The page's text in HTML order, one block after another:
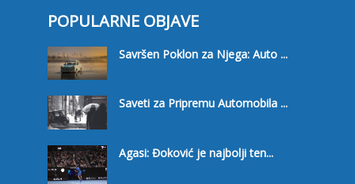
POPULARNE OBJAVE
Savršen Poklon za Njega: Auto ...
Saveti za Pripremu Automobila ...
Agasi: Đoković je najbolji ten...